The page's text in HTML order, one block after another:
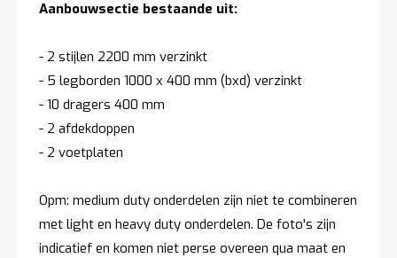
Aanbouwsectie bestaande uit:
- 2 stijlen 2200 mm verzinkt
- 5 legborden 1000 x 400 mm (bxd) verzinkt
- 10 dragers 400 mm
- 2 afdekdoppen
- 2 voetplaten
Opm: medium duty onderdelen zijn niet te combineren
met light en heavy duty onderdelen. De foto's zijn
indicatief en komen niet perse overeen qua maat en